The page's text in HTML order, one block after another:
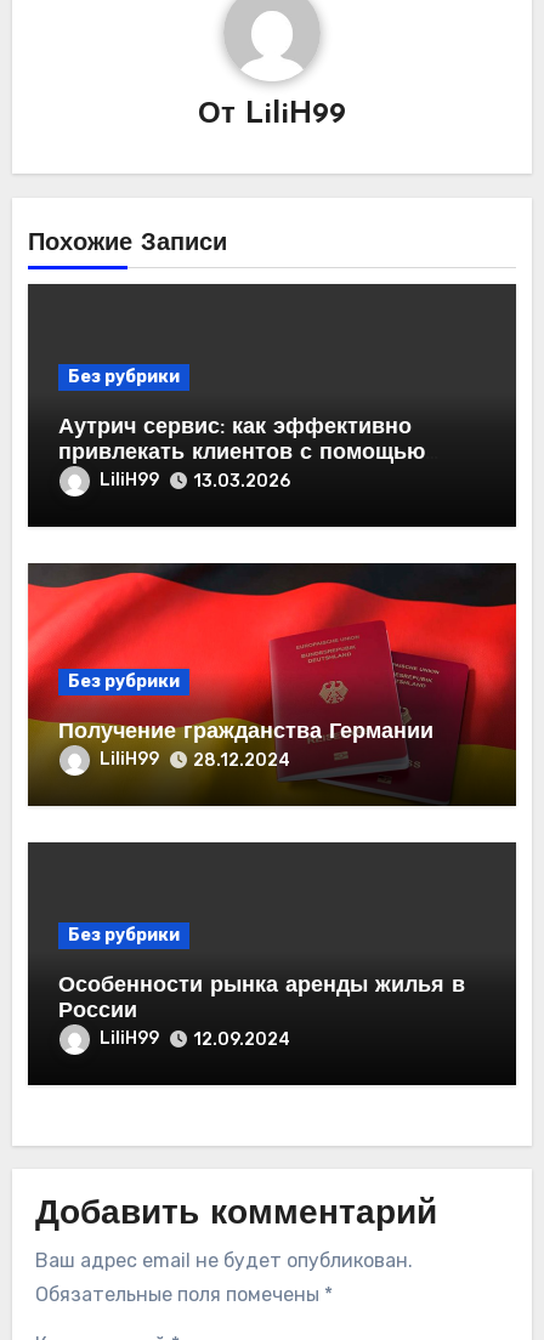
От LiliH99
Похожие Записи
Без рубрики
Аутрич сервис: как эффективно
привлекать клиентов с помощью
холодных email-рассылок
LiliH99 13.03.2026
Без рубрики
Получение гражданства Германии
LiliH99 28.12.2024
Без рубрики
Особенности рынка аренды жилья в
России
LiliH99 12.09.2024
Добавить комментарий
Ваш адрес email не будет опубликован.
Обязательные поля помечены *